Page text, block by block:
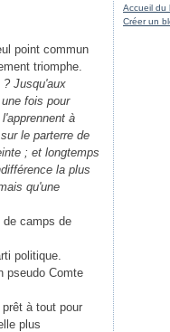
point commun
triomphe.
Jusqu'aux
fois pour
à
le parterre de
; et longtemps
la plus
qu'une
de camps de
politique.
pseudo Comte
à tout pour
plus
Accueil du
Créer un